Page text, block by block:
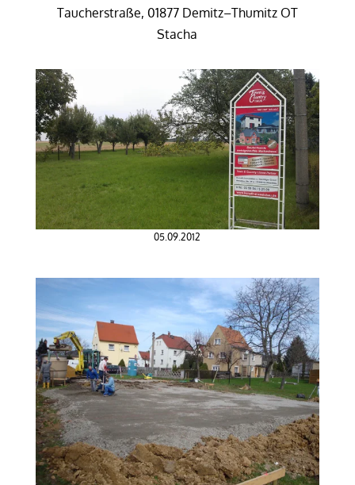
Taucherstraße, 01877 Demitz–Thumitz OT
Stacha
05.09.2012